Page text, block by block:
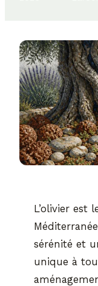
L’olivier est
sérénité et
unique à